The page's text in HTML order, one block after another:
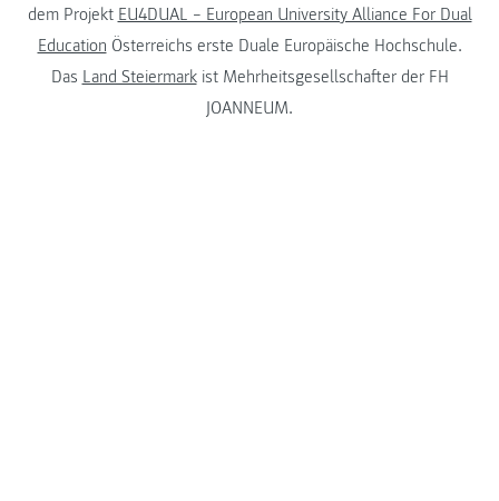
dem Projekt EU4DUAL – European University Alliance For Dual
Education Österreichs erste Duale Europäische Hochschule.
Das Land Steiermarkist Mehrheitsgesellschafter der FH
JOANNEUM.